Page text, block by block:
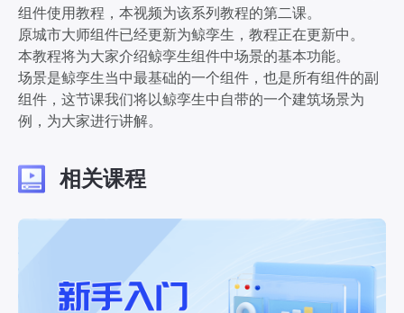
10. 标记点概述
10分53秒
11. 标记点交互设置
8分53秒
12. 标记点路径动画设置
5分04秒
7分50秒
14. 标记点面板设置
组件使用教程，本视频为该系列教程的第二课。
原城市大师组件已经更新为鲸孪生，教程正在更新中。
本教程将为大家介绍鲸孪生组件中场景的基本功能。
场景是鲸孪生当中最基础的一个组件，也是所有组件的副
组件，这节课我们将以鲸孪生中自带的一个建筑场景为
例，为大家进行讲解。
相关课程